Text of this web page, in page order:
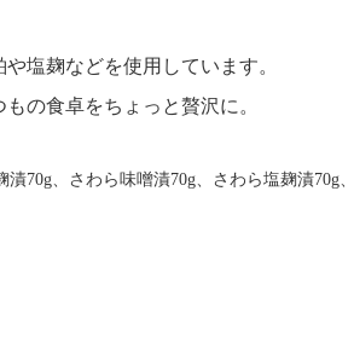
塩麹などを使用しています。
の食卓をちょっと贅沢に。
漬70g、さわら味噌漬70g、さわら塩麹漬